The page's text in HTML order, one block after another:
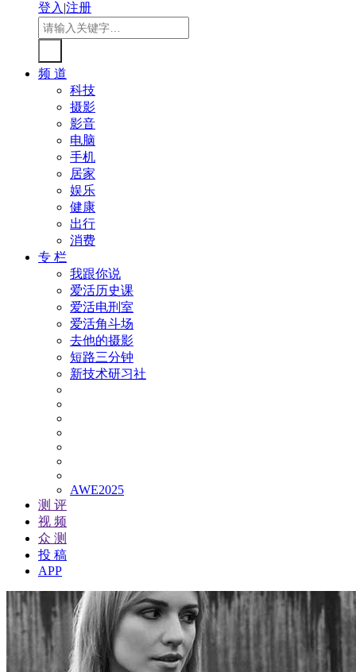
登入|注册
频 道
科技
摄影
影音
电脑
手机
居家
娱乐
健康
出行
消费
专 栏
我跟你说
爱活历史课
爱活电刑室
爱活角斗场
去他的摄影
短路三分钟
新技术研习社
AWE2025
测 评
视 频
众 测
投 稿
APP